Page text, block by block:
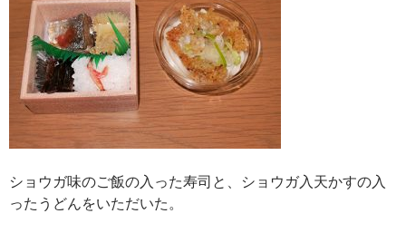
ショウガ味のご飯の入った寿司と、ショウガ入天かすの入
ったうどんをいただいた。